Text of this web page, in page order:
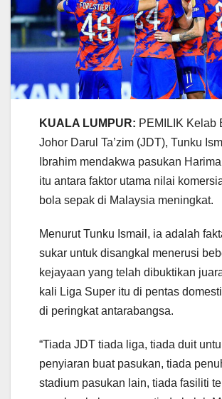
KUALA LUMPUR: PEMILIK Kelab
Johor Darul Ta’zim (JDT), Tunku
Ibrahim mendakwa pasukan
itu antara faktor utama nilai
bola sepak di Malaysia meningkat.
Menurut Tunku Ismail, ia adalah
sukar untuk disangkal menerusi
kejayaan yang telah dibuktikan
kali Liga Super itu di pentas
di peringkat antarabangsa.
“Tiada JDT tiada liga, tiada duit
penyiaran buat pasukan, tiada
stadium pasukan lain, tiada fasiliti